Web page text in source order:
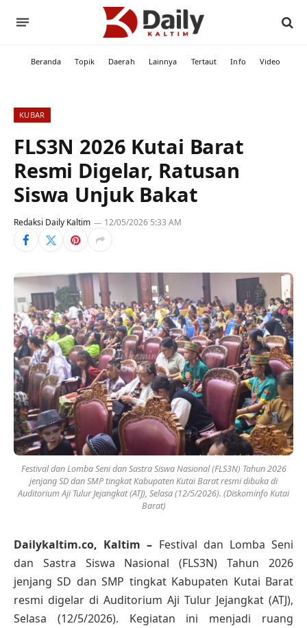
Beranda Topik Daerah Lainnya Tertaut Info Video
KUBAR
FLS3N 2026 Kutai Barat
Resmi Digelar, Ratusan
Siswa Unjuk Bakat
Redaksi Daily Kaltim 12/05/2026 5:33 AM
Festival dan Lomba Seni dan Sastra Siswa Nasional (FLS3N) Tahun 2026
jenjang SD dan SMP tingkat Kabupaten Kutai Barat resmi dibuka di
Auditorium Aji Tulur Jejangkat (ATJ), Selasa (12/5/2026). (Diskominfo Kutai
Barat)
Dailykaltim.co, Kaltim – Festival dan Lomba Seni
dan Sastra Siswa Nasional (FLS3N) Tahun 2026
jenjang SD dan SMP tingkat Kabupaten Kutai Barat
resmi digelar di Auditorium Aji Tulur Jejangkat (ATJ),
Selasa (12/5/2026). Kegiatan ini menjadi ruang